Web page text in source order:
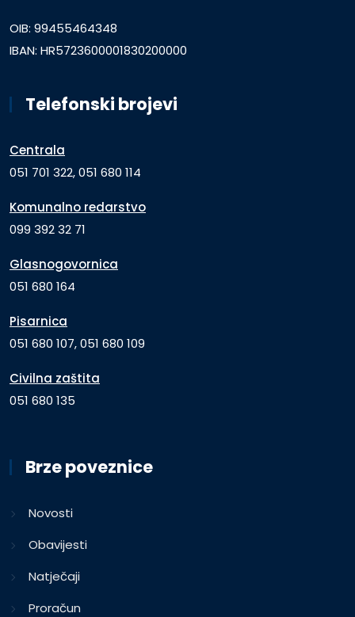
OIB: 99455464348
IBAN: HR5723600001830200000
Telefonski brojevi
Centrala
051 701 322, 051 680 114
Komunalno redarstvo
099 392 32 71
Glasnogovornica
051 680 164
Pisarnica
051 680 107, 051 680 109
Civilna zaštita
051 680 135
Brze poveznice
Novosti
Obavijesti
Natječaji
Proračun